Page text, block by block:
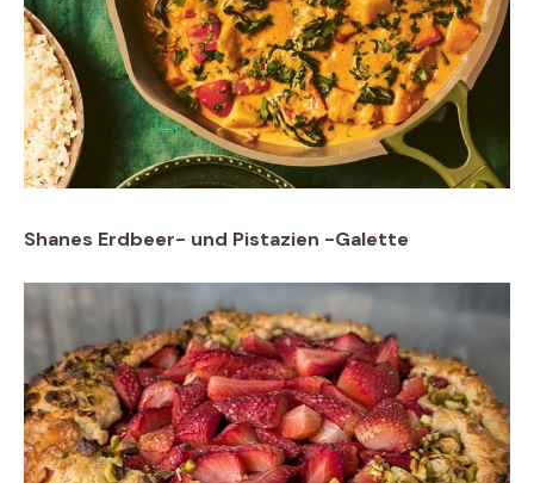
Shanes Erdbeer- und Pistazien -Galette